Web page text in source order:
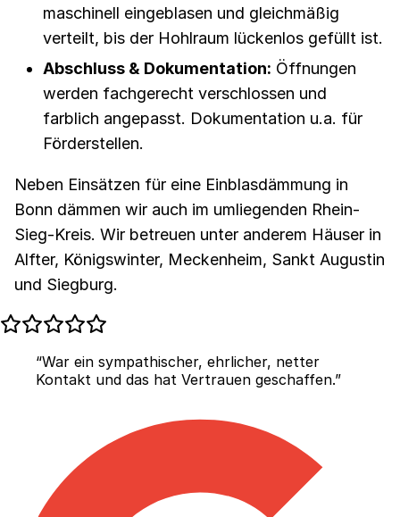
maschinell eingeblasen und gleichmäßig
verteilt, bis der Hohlraum lückenlos gefüllt ist.
Abschluss & Dokumentation: Öffnungen
werden fachgerecht verschlossen und
farblich angepasst. Dokumentation u.a. für
Förderstellen.
Neben Einsätzen für eine Einblasdämmung in
Bonn dämmen wir auch im umliegenden Rhein-
Sieg-Kreis. Wir betreuen unter anderem Häuser in
Alfter, Königswinter, Meckenheim, Sankt Augustin
und Siegburg.
“War ein sympathischer, ehrlicher, netter
Kontakt und das hat Vertrauen geschaffen.”